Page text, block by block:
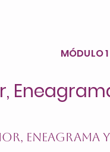
MÓDULO 1
Eneagrama